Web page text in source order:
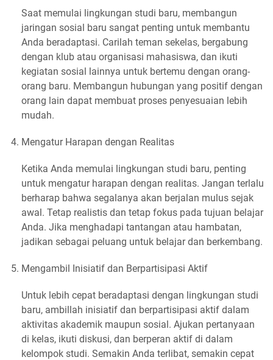
Saat memulai lingkungan studi baru, membangun
jaringan sosial baru sangat penting untuk membantu
Anda beradaptasi. Carilah teman sekelas, bergabung
dengan klub atau organisasi mahasiswa, dan ikuti
kegiatan sosial lainnya untuk bertemu dengan orang-
orang baru. Membangun hubungan yang positif dengan
orang lain dapat membuat proses penyesuaian lebih
mudah.
Mengatur Harapan dengan Realitas
Ketika Anda memulai lingkungan studi baru, penting
untuk mengatur harapan dengan realitas. Jangan terlalu
berharap bahwa segalanya akan berjalan mulus sejak
awal. Tetap realistis dan tetap fokus pada tujuan belajar
Anda. Jika menghadapi tantangan atau hambatan,
jadikan sebagai peluang untuk belajar dan berkembang.
Mengambil Inisiatif dan Berpartisipasi Aktif
Untuk lebih cepat beradaptasi dengan lingkungan studi
baru, ambillah inisiatif dan berpartisipasi aktif dalam
aktivitas akademik maupun sosial. Ajukan pertanyaan
di kelas, ikuti diskusi, dan berperan aktif di dalam
kelompok studi. Semakin Anda terlibat, semakin cepat